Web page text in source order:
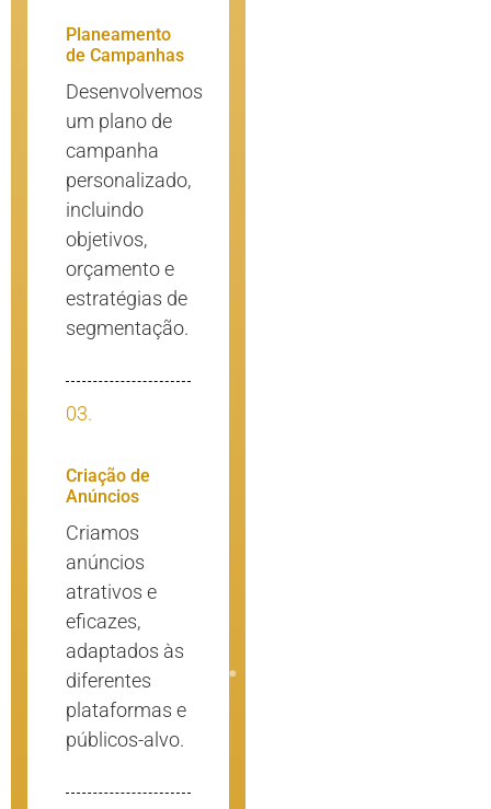
Planeamento
de Campanhas
Desenvolvemos
um plano de
campanha
personalizado,
incluindo
objetivos,
orçamento e
estratégias de
segmentação.
03.
Criação de
Anúncios
Criamos
anúncios
atrativos e
eficazes,
adaptados às
diferentes
plataformas e
públicos-alvo.